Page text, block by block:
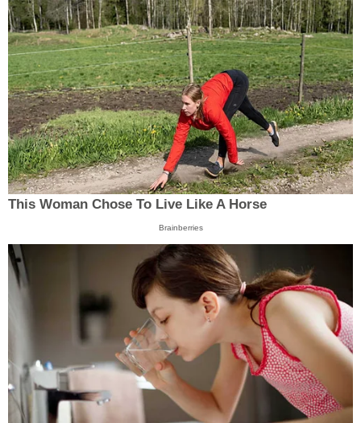
This Woman Chose To Live Like A Horse
Brainberries